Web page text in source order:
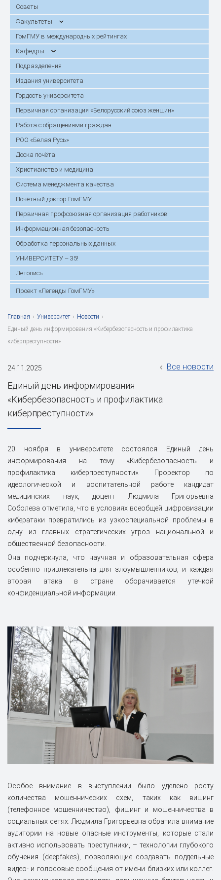
Советы
Факультеты
ГомГМУ в международных рейтингах
Кафедры
Подразделения
Издания университета
Гордость университета
Первичная организация «Белорусский союз женщин»
Работа с обращениями граждан
РОО «Белая Русь»
Доска почёта
Христианство и медицина
Система менеджмента качества
Почётный доктор ГомГМУ
Первичная профсоюзная организация работников
Информационная безопасность
Обработка персональных данных
УНИВЕРСИТЕТУ – 35!
Летопись
Проект «Легенды ГомГМУ»
Главная › Университет › Новости ›
Единый день информирования «Кибербезопасность и профилактика
киберпреступности»
24.11.2025 Все новости
Единый день информирования
«Кибербезопасность и профилактика
киберпреступности»
20 ноября в университете состоялся Единый день
информирования на тему «Кибербезопасность и
профилактика киберпреступности». Проректор по
идеологической и воспитательной работе кандидат
медицинских наук, доцент Людмила Григорьевна
Соболева отметила, что в условиях всеобщей цифровизации
кибератаки превратились из узкоспециальной проблемы в
одну из главных стратегических угроз национальной и
общественной безопасности.
Она подчеркнула, что научная и образовательная сфера
особенно привлекательна для злоумышленников, и каждая
вторая атака в стране оборачивается утечкой
конфиденциальной информации.
Особое внимание в выступлении было уделено росту
количества мошеннических схем, таких как вишинг
(телефонное мошенничество), фишинг и мошенничества в
социальных сетях. Людмила Григорьевна обратила внимание
аудитории на новые опасные инструменты, которые стали
активно использовать преступники, – технологии глубокого
обучения (deepfakes), позволяющие создавать поддельные
видео- и голосовые сообщения от имени близких или коллег.